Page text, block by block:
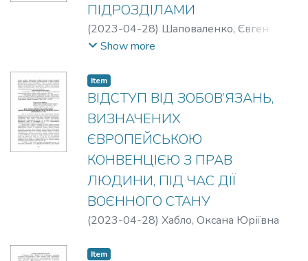
ПІДРОЗДІЛАМИ
(2023-04-28) Шаповаленко, Євген
Володимирович
Show more
Item
ВІДСТУП ВІД ЗОБОВ’ЯЗАНЬ,
ВИЗНАЧЕНИХ
ЄВРОПЕЙСЬКОЮ
КОНВЕНЦІЄЮ З ПРАВ
ЛЮДИНИ, ПІД ЧАС ДІЇ
ВОЄННОГО СТАНУ
(2023-04-28) Хабло, Оксана Юріївна
Item